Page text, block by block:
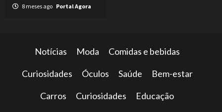
8 meses ago Portal Agora
Notícias Moda Comidas e bebidas
Curiosidades Óculos Saúde Bem-estar
Carros Curiosidades Educação